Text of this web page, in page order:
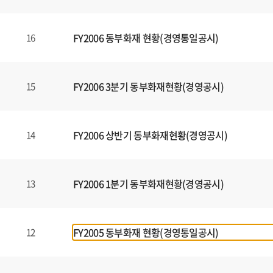
16 FY2006 동부화재 현황(경영통일공시)
15 FY2006 3분기 동부화재현황(경영공시)
14 FY2006 상반기 동부화재현황(경영공시)
13 FY2006 1분기 동부화재현황(경영공시)
12 FY2005 동부화재 현황(경영통일공시)